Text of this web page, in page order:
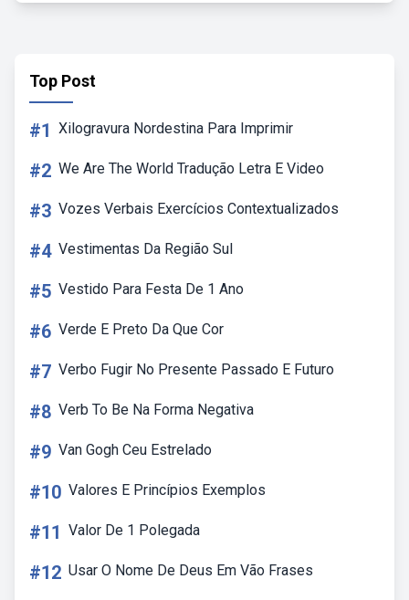
Top Post
#1 Xilogravura Nordestina Para Imprimir
#2 We Are The World Tradução Letra E Video
#3 Vozes Verbais Exercícios Contextualizados
#4 Vestimentas Da Região Sul
#5 Vestido Para Festa De 1 Ano
#6 Verde E Preto Da Que Cor
#7 Verbo Fugir No Presente Passado E Futuro
#8 Verb To Be Na Forma Negativa
#9 Van Gogh Ceu Estrelado
#10 Valores E Princípios Exemplos
#11 Valor De 1 Polegada
#12 Usar O Nome De Deus Em Vão Frases